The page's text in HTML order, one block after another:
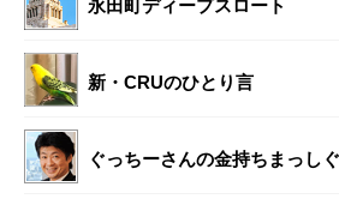
永田町ディープスロート
新・CRUのひとり言
ぐっちーさんの金持ちまっし